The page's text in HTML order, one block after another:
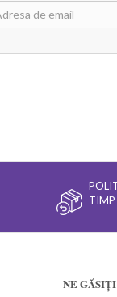
TIMP
NE